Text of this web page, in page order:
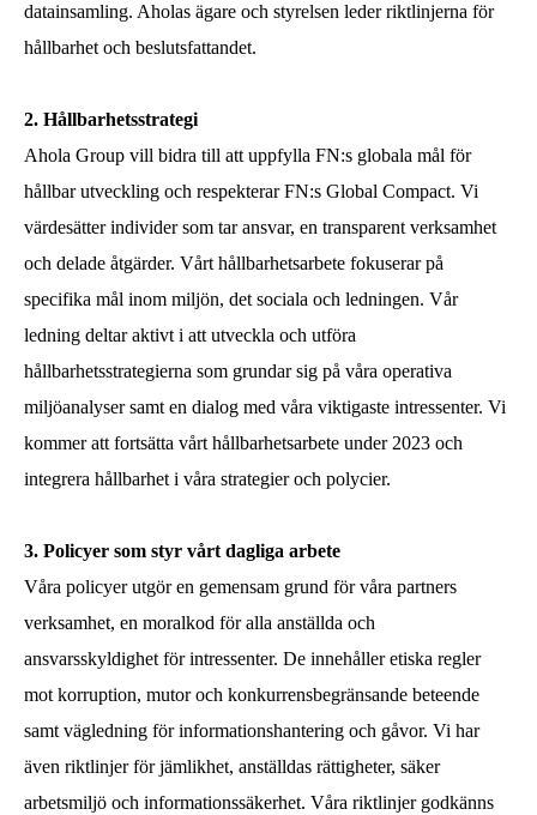
datainsamling. Aholas ägare och styrelsen leder riktlinjerna för
hållbarhet och beslutsfattandet.
2. Hållbarhetsstrategi
Ahola Group vill bidra till att uppfylla FN:s globala mål för
hållbar utveckling och respekterar FN:s Global Compact. Vi
värdesätter individer som tar ansvar, en transparent verksamhet
och delade åtgärder. Vårt hållbarhetsarbete fokuserar på
specifika mål inom miljön, det sociala och ledningen. Vår
ledning deltar aktivt i att utveckla och utföra
hållbarhetsstrategierna som grundar sig på våra operativa
miljöanalyser samt en dialog med våra viktigaste intressenter. Vi
kommer att fortsätta vårt hållbarhetsarbete under 2023 och
integrera hållbarhet i våra strategier och polycier.
3. Policyer som styr vårt dagliga arbete
Våra policyer utgör en gemensam grund för våra partners
verksamhet, en moralkod för alla anställda och
ansvarsskyldighet för intressenter. De innehåller etiska regler
mot korruption, mutor och konkurrensbegränsande beteende
samt vägledning för informationshantering och gåvor. Vi har
även riktlinjer för jämlikhet, anställdas rättigheter, säker
arbetsmiljö och informationssäkerhet. Våra riktlinjer godkänns